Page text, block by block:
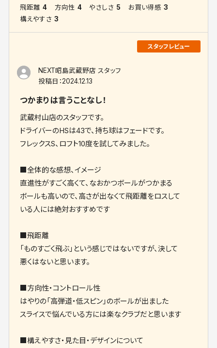
飛距離 4 方向性 4 やさしさ 5 お買い得感 3
構えやすさ 3
NEXT昭島武蔵野店 スタッフ
投稿日：2024.12.13
つかまりは言うことなし！
武蔵村山店のスタッフです。
ドライバーのHSは43で、持ち球はフェードです。
フレックスS、ロフト10度を試してみました。
■全体的な感想、イメージ
直進性がすごく高くて、なおかつボールがつかまる
ボールも高いので、高さが出なくて飛距離をロスして
いる人には絶対おすすめです
■飛距離
「ものすごく飛ぶ」という感じではないですが、決して
悪くはないと思います。
■方向性・コントロール性
はやりの「高弾道・低スピン」のボールが出ました
スライスで悩んでいる方には楽なクラブだと思います
■構えやすさ・見た目・デザインについて